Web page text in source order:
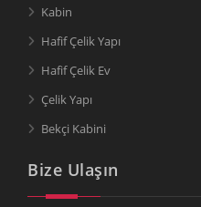
Kabin
Hafif Çelik Yapı
Hafif Çelik Ev
Çelik Yapı
Bekçi Kabini
Bize Ulaşın